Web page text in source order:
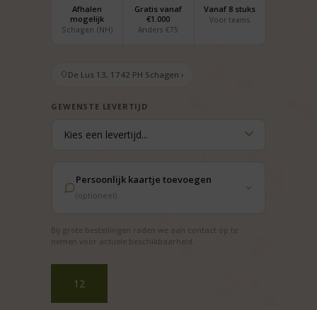
Afhalen
mogelijk
Schagen (NH)
Gratis vanaf
€1.000
Anders €75
Vanaf 8 stuks
Voor teams
De Lus 13, 1742 PH Schagen ›
GEWENSTE LEVERTIJD
Persoonlijk kaartje toevoegen
(optioneel)
Bij grote bestellingen raden we aan contact op te
nemen voor actuele beschikbaarheid.
en